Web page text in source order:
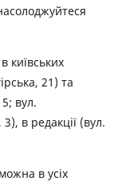
київських
21) та
вул.
в редакції (вул.
в усіх